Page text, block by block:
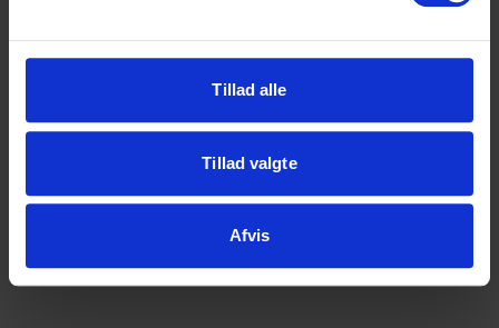
Tillad alle
Tillad valgte
Afvis
Højvangens Torv 2
Tlf: 87 93 30 20
CVR: 33359217
EAN: 5798000554191
Cookiepolitik
Tilgængelighedserklæring